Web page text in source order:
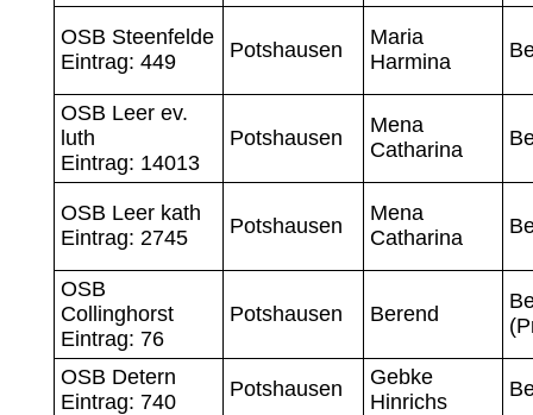
OSB Steenfelde
Eintrag: 449
Potshausen
Maria
Harmina
OSB Leer ev.
luth
Eintrag: 14013
Potshausen
Mena
Catharina
OSB Leer kath
Eintrag: 2745
Potshausen
Mena
Catharina
OSB
Collinghorst
Eintrag: 76
Potshausen Berend
OSB Detern
Eintrag: 740
Potshausen
Gebke
Hinrichs